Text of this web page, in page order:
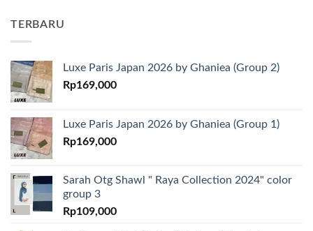
TERBARU
Luxe Paris Japan 2026 by Ghaniea (Group 2)
Rp169,000
Luxe Paris Japan 2026 by Ghaniea (Group 1)
Rp169,000
Sarah Otg Shawl " Raya Collection 2024" color
group 3
Rp109,000